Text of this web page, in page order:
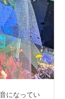
になってい